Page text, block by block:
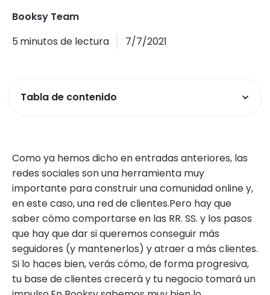
Booksy Team
5 minutos de lectura 7/7/2021
Tabla de contenido
Como ya hemos dicho en entradas anteriores, las
redes sociales son una herramienta muy
importante para construir una comunidad online y,
en este caso, una red de clientes.Pero hay que
saber cómo comportarse en las RR. SS. y los pasos
que hay que dar si queremos conseguir más
seguidores (y mantenerlos) y atraer a más clientes.
Si lo haces bien, verás cómo, de forma progresiva,
tu base de clientes crecerá y tu negocio tomará un